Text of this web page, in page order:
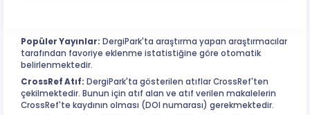
Popüler Yayınlar: DergiPark'ta araştırma yapan araştırmacılar
tarafından favoriye eklenme istatistiğine göre otomatik
belirlenmektedir.
CrossRef Atıf: DergiPark'ta gösterilen atıflar CrossRef'ten
çekilmektedir. Bunun için atıf alan ve atıf verilen makalelerin
CrossRef'te kaydının olması (DOI numarası) gerekmektedir.